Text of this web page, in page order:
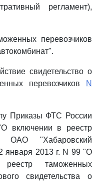
регламент),
перевозчиков
свидетельство о
перевозчиков
N
Приказы ФТС России
включении в реестр
ОАО "Хабаровский
января 2013 г. N 99 "О
таможенных
свидетельства о